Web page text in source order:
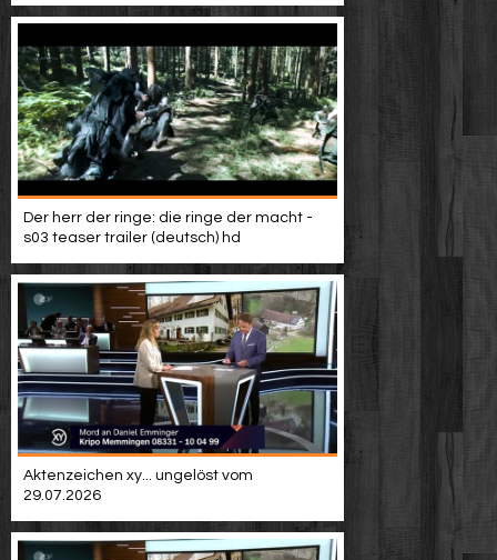
Der herr der ringe: die ringe der macht -
s03 teaser trailer (deutsch) hd
Aktenzeichen xy... ungelöst vom
29.07.2026